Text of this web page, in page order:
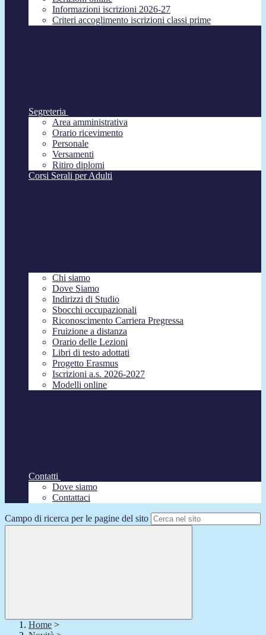
Informazioni iscrizioni 2026-27
Criteri accoglimento iscrizioni classi prime
Segreteria
Area amministrativa
Orario ricevimento
Personale
Versamenti
Ritiro diplomi
Corsi Serali per Adulti
Chi siamo
Dove Siamo
Indirizzi di Studio
Sbocchi occupazionali
Riconoscimento Carriera Pregressa
Fruizione a distanza
Orario delle Lezioni
Libri di testo adottati
Progetto Erasmus
Iscrizioni a.s. 2026-2027
Modelli online
Contatti
Dove siamo
Contattaci
Campo di ricerca per le pagine del sito
Home >